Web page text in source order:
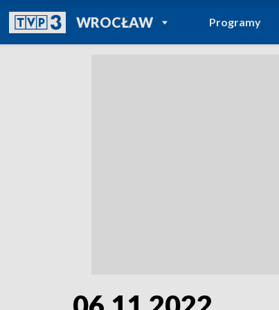
WROCŁAWPOWRÓT DO
TVP REGIONY
Programy